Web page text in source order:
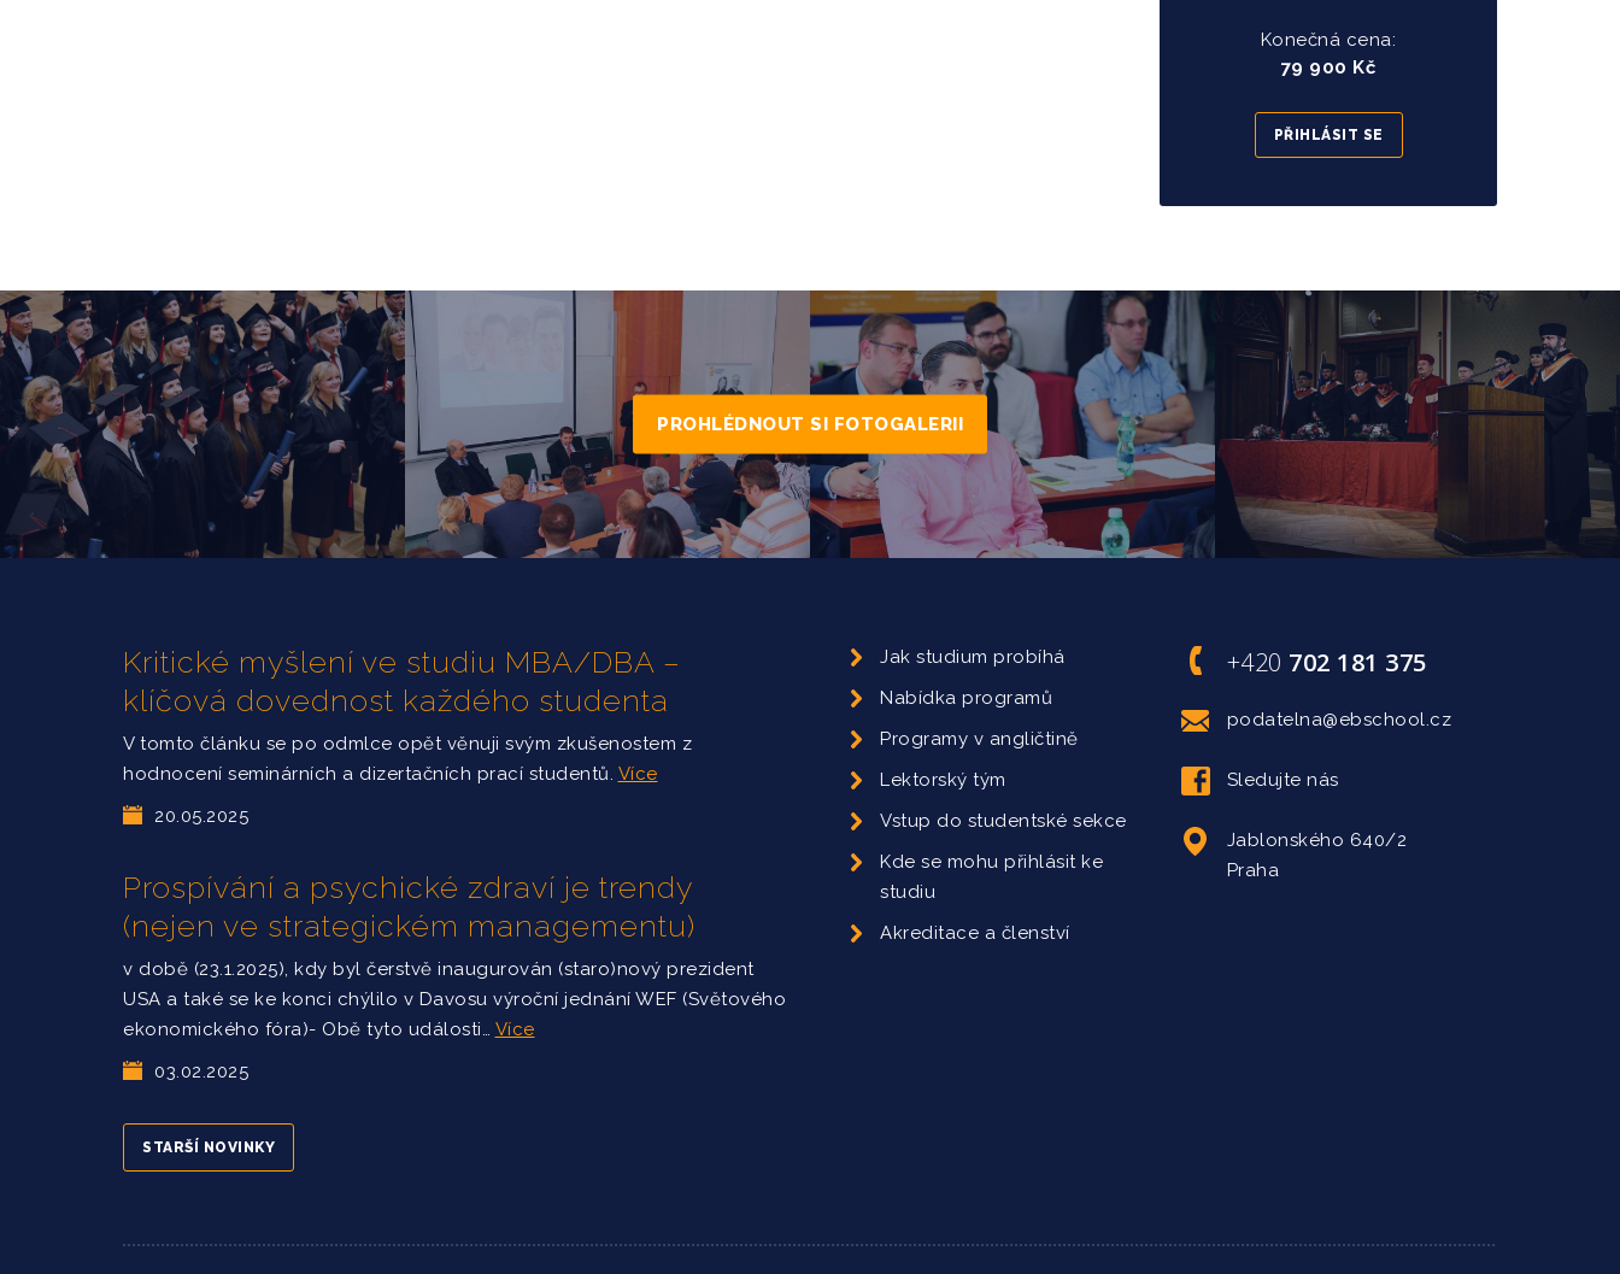
Konečná cena:
79 900 Kč
PŘIHLÁSIT SE
PROHLÉDNOUT SI FOTOGALERII
Kritické myšlení ve studiu MBA/DBA –
klíčová dovednost každého studenta
V tomto článku se po odmlce opět věnuji svým zkušenostem z
hodnocení seminárních a dizertačních prací studentů. Více
20.05.2025
Prospívání a psychické zdraví je trendy
(nejen ve strategickém managementu)
v době (23.1.2025), kdy byl čerstvě inaugurován (staro)nový prezident
USA a také se ke konci chýlilo v Davosu výroční jednání WEF (Světového
ekonomického fóra)- Obě tyto události… Více
03.02.2025
STARŠÍ NOVINKY
Jak studium probíhá
Nabídka programů
Programy v angličtině
Lektorský tým
Vstup do studentské sekce
Kde se mohu přihlásit ke
studiu
Akreditace a členství
+420 702 181 375
podatelna@ebschool.cz
Sledujte nás
Jablonského 640/2
Praha